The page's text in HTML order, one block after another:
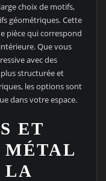
choix de motifs,
géométriques. Cette
pièce qui correspond
Que vous
avec des
structurée et
les options sont
dans votre espace.
ET
MÉTAL
LA